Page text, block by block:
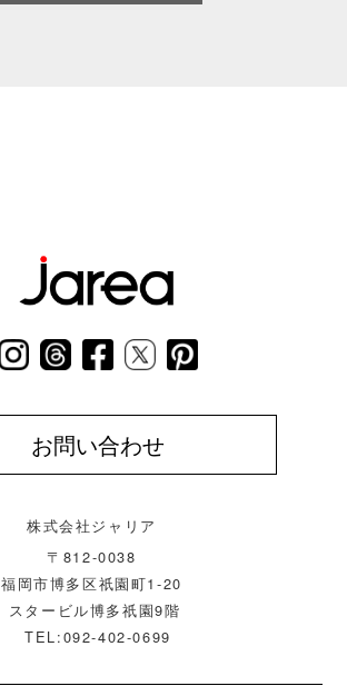
お問い合わせ
株式会社ジャリア
〒812-0038
福岡市博多区祇園町1-20
スタービル博多祇園9階
TEL:092-402-0699